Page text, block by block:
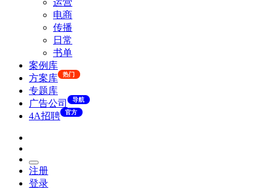
运营
电商
传播
日常
书单
案例库
方案库
热门
专题库
广告公司
导航
4A招聘 官方
注册
登录